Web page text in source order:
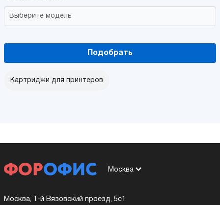
Подобрать
Картриджи для принтеров
Москва
Москва, 1-й Вязовский проезд, 5с1